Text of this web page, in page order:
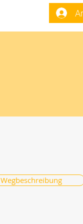
Wegbeschreibung